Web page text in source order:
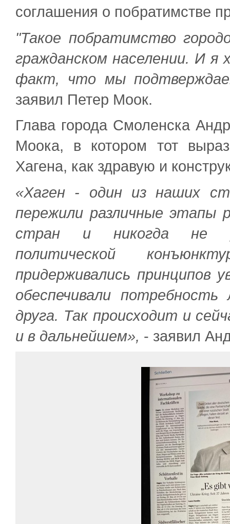
соглашения о побратимстве
"Такое побратимство
гражданском населении. И
факт, что мы
заявил Петер Моок.
Глава города Смоленска
Моока, в котором тот
Хагена, как здравую и
«Хаген - один из наших
пережили различные этапы
стран и никогда не
политической
придерживались принципов
обеспечивали
друга. Так происходит и
и в дальнейшем», - заявил